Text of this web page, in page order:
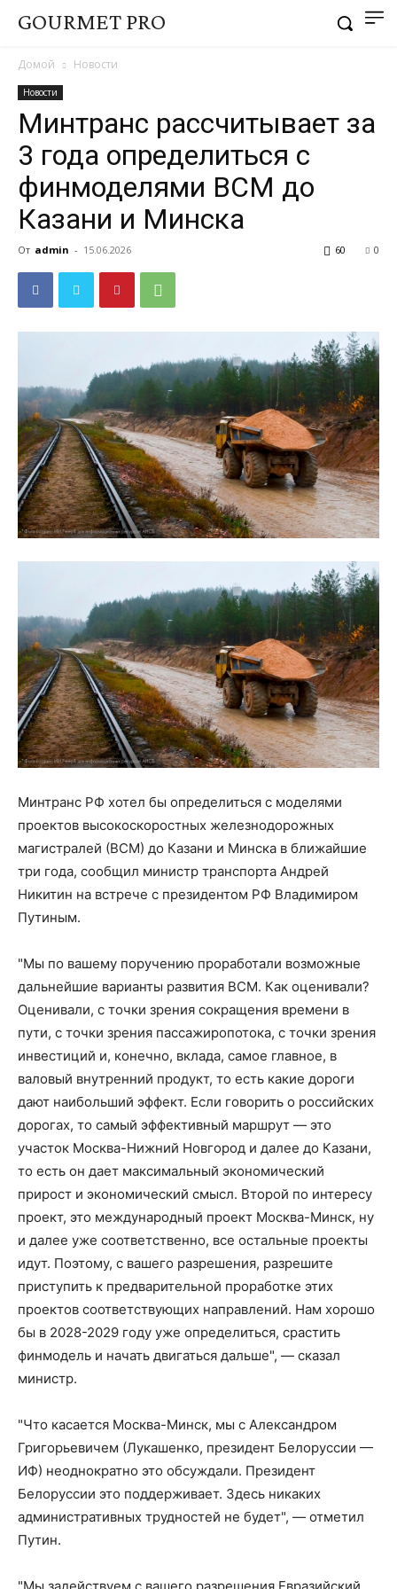
GOURMET PRO
Домой Новости
Новости
Минтранс рассчитывает за
3 года определиться с
финмоделями ВСМ до
Казани и Минска
От admin - 15.06.2026 0
60
Минтранс РФ хотел бы определиться с моделями
проектов высокоскоростных железнодорожных
магистралей (ВСМ) до Казани и Минска в ближайшие
три года, сообщил министр транспорта Андрей
Никитин на встрече с президентом РФ Владимиром
Путиным.
"Мы по вашему поручению проработали возможные
дальнейшие варианты развития ВСМ. Как оценивали?
Оценивали, с точки зрения сокращения времени в
пути, с точки зрения пассажиропотока, с точки зрения
инвестиций и, конечно, вклада, самое главное, в
валовый внутренний продукт, то есть какие дороги
дают наибольший эффект. Если говорить о российских
дорогах, то самый эффективный маршрут — это
участок Москва-Нижний Новгород и далее до Казани,
то есть он дает максимальный экономический
прирост и экономический смысл. Второй по интересу
проект, это международный проект Москва-Минск, ну
и далее уже соответственно, все остальные проекты
идут. Поэтому, с вашего разрешения, разрешите
приступить к предварительной проработке этих
проектов соответствующих направлений. Нам хорошо
бы в 2028-2029 году уже определиться, срастить
финмодель и начать двигаться дальше", — сказал
министр.
"Что касается Москва-Минск, мы с Александром
Григорьевичем (Лукашенко, президент Белоруссии —
ИФ) неоднократно это обсуждали. Президент
Белоруссии это поддерживает. Здесь никаких
административных трудностей не будет", — отметил
Путин.
"Мы задействуем с вашего разрешения Евразийский